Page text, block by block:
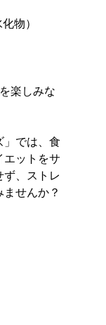
物）
楽しみな
」では、食
エットをサ
、ストレ
せんか？